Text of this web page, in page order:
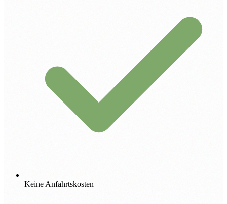
Keine Anfahrtskosten